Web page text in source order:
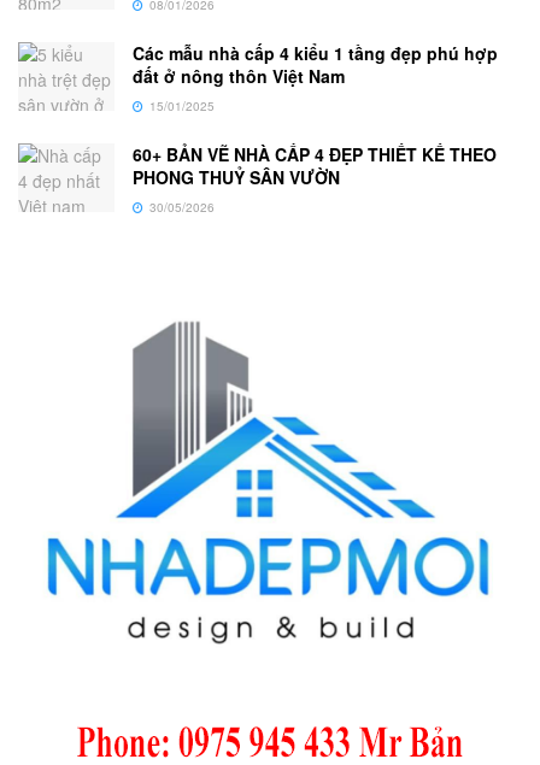
08/01/2026
Các mẫu nhà cấp 4 kiểu 1 tầng đẹp phú hợp
đất ở nông thôn Việt Nam
15/01/2025
60+ BẢN VẼ NHÀ CẤP 4 ĐẸP THIẾT KẾ THEO
PHONG THUỶ SÂN VƯỜN
30/05/2026